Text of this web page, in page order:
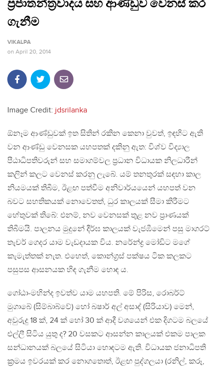
ප‍්‍රජාතන්ත‍්‍රවාදය සහ ආණ්ඩුව වෙනස් කර
ගැනීම
VIKALPA
on April 20, 2014
Image Credit: jdsrilanka
ඕනෑම ආණ්ඩුවක් ඉත සිතින් රකින කෙනා වුවත්, ඉඳහිට ඇති
වන ආණ්ඩු වෙනසක යහපතක් දකිනු ඇත: විශ්ව විද්‍යාල
පීඨාධිපතිවරුන් සහ සමාගම්වල ප‍්‍රධාන විධායක නිලධාරීන්
කලින් කලට වෙනස් කරනු ලැබේ. යම් තනතුරක් සඳහා කාල
නියමයක් තිබීම, ඊළඟ පත්වීම අනිවාර්යයෙන් යහපත් වන
බවට සහතිකයක් නොවෙතත්, ධුර කාලයක් සීමා කිරීමට
හේතුවක් තිබේ: එනම්, නව වෙනසක් තුළ නව ප‍්‍රාණයක්
තිබීමයි. පාලනය මුදුනේ දීර්ඝ කාලයක් වැජඹීමෙන් පසු මාගරට්
තැචර් ගෙදර යාම වැඩදායක විය. නරේන්ද්‍ර මෝඩිට මගේ
කැමැත්තක් නැත. එහෙත්, කොන්ග‍්‍රස් පක්ෂය ටික කලකට
පසුපස ආසනයක හිඳ ගැනීම හොඳ ය.
ගෝඨා-මහින්ද ඉවත්ව යාම යහපති. මේ පිරිස, රොබර්ට්
මුගාබේ (සිම්බාබ්වේ) හෝ බෂාර් අල් අසාද් (සිරියාව) මෙන්,
අවුරුදු 18 ක්, 24 ක් හෝ 30 ක් ආදී වශයෙන් එක දිගටම බලයේ
එල්ලී සිටිය යුතු ද? 20 වසකට ආසන්න කාලයක් එකම පාලක
සන්ධානයක් බලයේ සිටියා හොඳටම ඇති. විධායක ජනාධිපති
ක‍්‍රමය ඉවරයක් කර නොගතොත්, ඊළඟ පුද්ගලයා (රනිල්, කරූ,